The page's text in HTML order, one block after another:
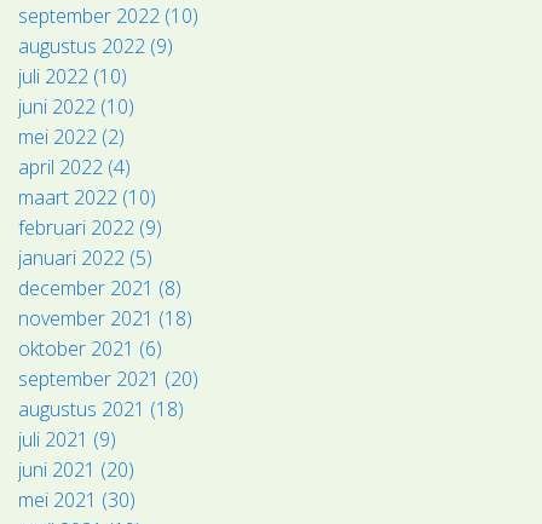
september 2022 (10)
augustus 2022 (9)
juli 2022 (10)
juni 2022 (10)
mei 2022 (2)
april 2022 (4)
maart 2022 (10)
februari 2022 (9)
januari 2022 (5)
december 2021 (8)
november 2021 (18)
oktober 2021 (6)
september 2021 (20)
augustus 2021 (18)
juli 2021 (9)
juni 2021 (20)
mei 2021 (30)